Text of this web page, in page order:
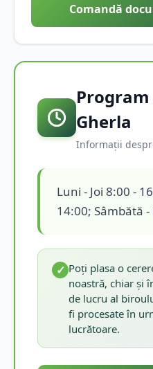
Comandă
Program
Gherla
Informații
Luni - Joi 8:00 -
14:00; Sâmbătă
✓ Poți plasa o
noastră, chiar și
de lucru al
fi procesate în
lucrătoare.